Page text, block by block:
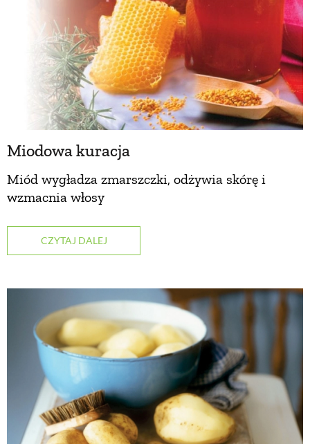
Miodowa kuracja
Miód wygładza zmarszczki, odżywia skórę i
wzmacnia włosy
CZYTAJ DALEJ
RZEMIOSŁO
ZWYCZAJE
ZRÓB TO SAM
ZUPY
DANIA GŁÓWNE
CIASTA I DESERY
DODATKI